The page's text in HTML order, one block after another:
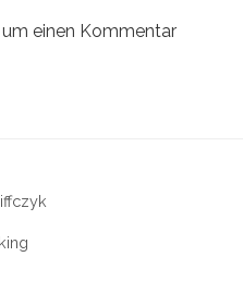
um einen Kommentar